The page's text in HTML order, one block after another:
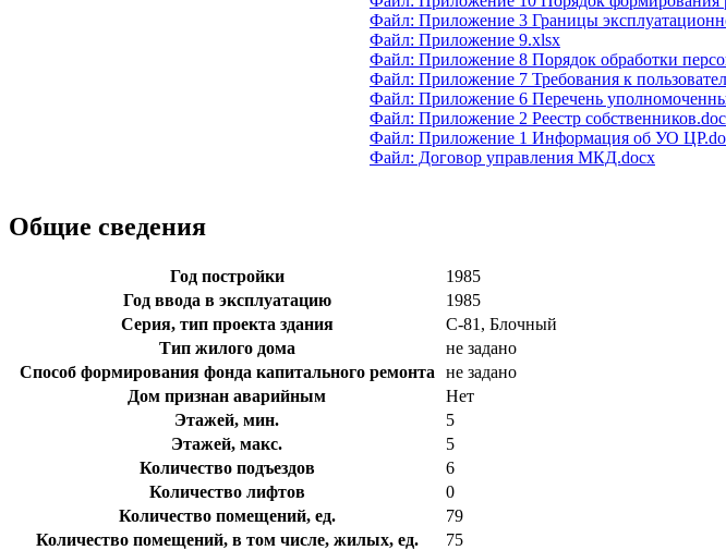
Файл: Приложение 3 Границы
Файл: Приложение 9.xlsx
Файл: Приложение 8 Порядок обработки
Файл: Приложение 7 Требования к
Файл: Приложение 6 Перечень
Файл: Приложение 2 Реестр
Файл: Приложение 1 Информация об УО
Файл: Договор управления МКД.docx
Общие сведения
Год постройки
1985
Год ввода в эксплуатацию
1985
Серия, тип проекта здания
С-81, Блочный
Тип жилого дома
не задано
Способ формирования фонда капитального ремонта
не задано
Дом признан аварийным
Нет
Этажей, мин.
5
Этажей, макс.
5
Количество подъездов
6
Количество лифтов
0
Количество помещений, ед.
79
Количество помещений, в том числе, жилых, ед.
75